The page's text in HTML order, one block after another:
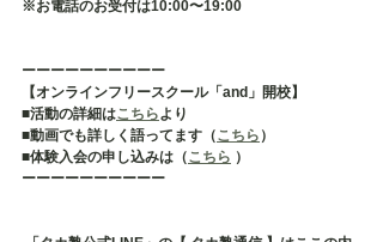
※お電話のお受付は10:00〜19:00
ーーーーーーーーーー
【オンラインフリースクール「and」開校】
■活動の詳細はこちらより
■動画でも詳しく語ってます（こちら ）
■体験入会の申し込みは（こちら ）
ーーーーーーーーーー